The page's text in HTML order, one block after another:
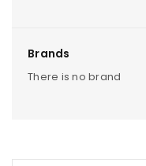
Brands
There is no brand